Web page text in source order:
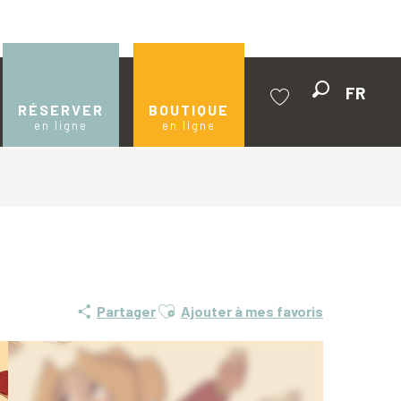
RÉSERVER
en ligne
BOUTIQUE
en ligne
FR
PartagerAjouter aux favoris
Ajouter à mes favoris